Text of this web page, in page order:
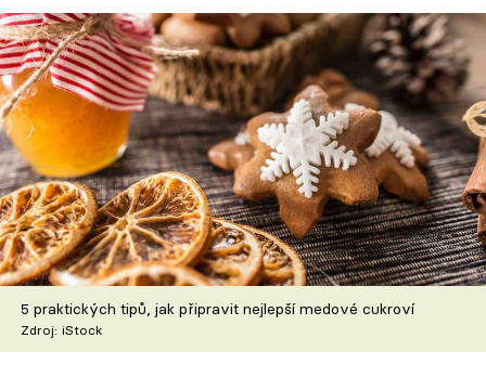
Články
TV Program
Škola vaření
Recepty z TV
Speciál: Cuketa
Těhotnej kuchař
5 praktických tipů, jak připravit nejlepší medové cukroví
Zdroj: iStock